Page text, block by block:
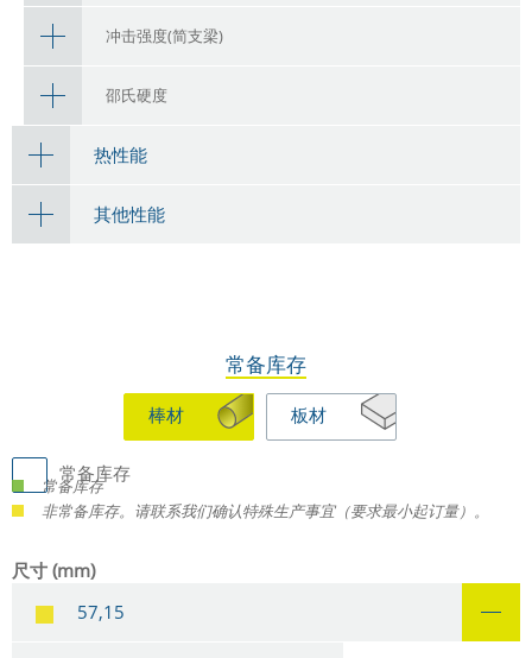
冲击强度(简支梁)
邵氏硬度
热性能
其他性能
常备库存
棒材 板材
常备库存
常备库存
非常备库存。请联系我们确认特殊生产事宜（要求最小起订量）。
尺寸 (mm)
57,15